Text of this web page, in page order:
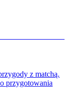
z matchą.
przygotowania